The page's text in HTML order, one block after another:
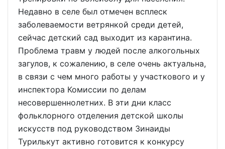
Недавно в селе был отмечен всплеск
заболеваемости ветрянкой среди детей,
сейчас детский сад выходит из карантина.
Проблема травм у людей после алкогольных
загулов, к сожалению, в селе очень актуальна,
в связи с чем много работы у участкового и у
инспектора Комиссии по делам
несовершеннолетних. В эти дни класс
фольклорного отделения детской школы
искусств под руководством Зинаиды
Турилькут активно готовится к конкурсу